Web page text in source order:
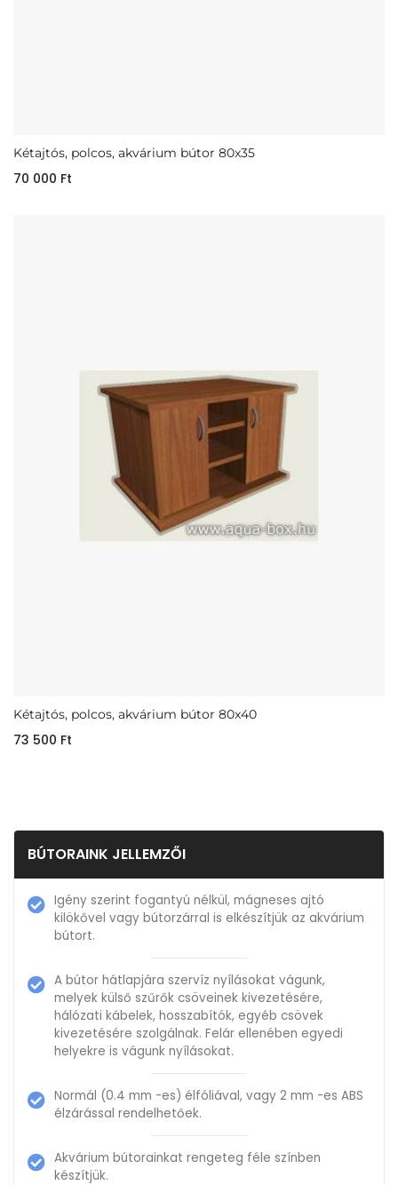
Kétajtós, polcos, akvárium bútor 80x35
70 000 Ft
Kétajtós, polcos, akvárium bútor 80x40
73 500 Ft
BÚTORAINK JELLEMZŐI
Igény szerint fogantyú nélkül, mágneses ajtó
kilökővel vagy bútorzárral is elkészítjük az akvárium
bútort.
A bútor hátlapjára szervíz nyílásokat vágunk,
melyek külső szűrők csöveinek kivezetésére,
hálózati kábelek, hosszabítók, egyéb csövek
kivezetésére szolgálnak. Felár ellenében egyedi
helyekre is vágunk nyílásokat.
Normál (0.4 mm -es) élfóliával, vagy 2 mm -es ABS
élzárással rendelhetőek.
Akvárium bútorainkat rengeteg féle színben
készítjük.